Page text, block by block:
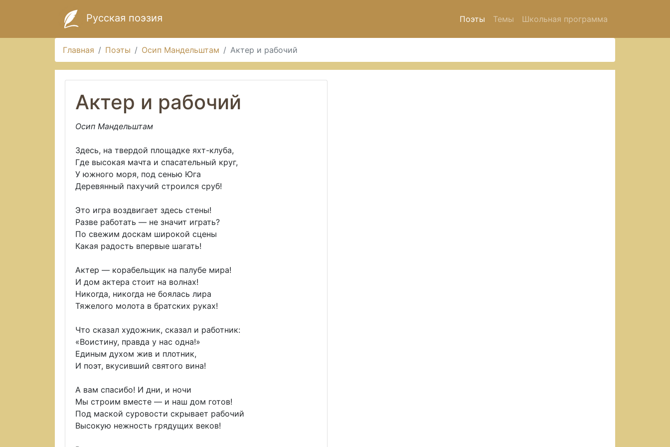
Русская поэзия Поэты Темы Школьная программа
Главная Поэты Осип Мандельштам Актер и рабочий
Актер и рабочий
Осип Мандельштам
Здесь, на твердой площадке яхт-клуба,
Где высокая мачта и спасательный круг,
У южного моря, под сенью Юга
Деревянный пахучий строился сруб!
Это игра воздвигает здесь стены!
Разве работать — не значит играть?
По свежим доскам широкой сцены
Какая радость впервые шагать!
Актер — корабельщик на палубе мира!
И дом актера стоит на волнах!
Никогда, никогда не боялась лира
Тяжелого молота в братских руках!
Что сказал художник, сказал и работник:
«Воистину, правда у нас одна!»
Единым духом жив и плотник,
И поэт, вкусивший святого вина!
А вам спасибо! И дни, и ночи
Мы строим вместе — и наш дом готов!
Под маской суровости скрывает рабочий
Высокую нежность грядущих веков!